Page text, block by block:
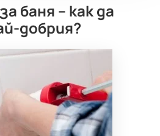
баня – как да
добрия?